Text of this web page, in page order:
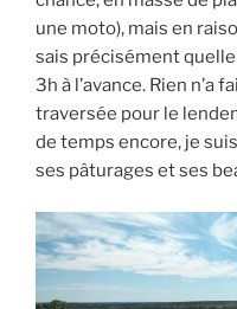
une moto), mais en
sais précisément
3h à l’avance. Rien n’a
traversée pour le
de temps encore, je
ses pâturages et ses